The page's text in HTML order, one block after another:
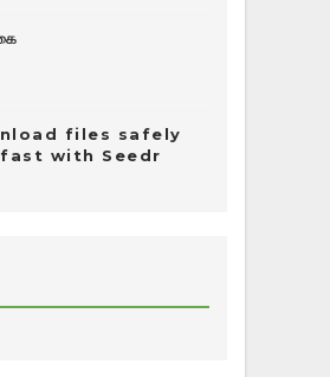
files safely
with Seedr